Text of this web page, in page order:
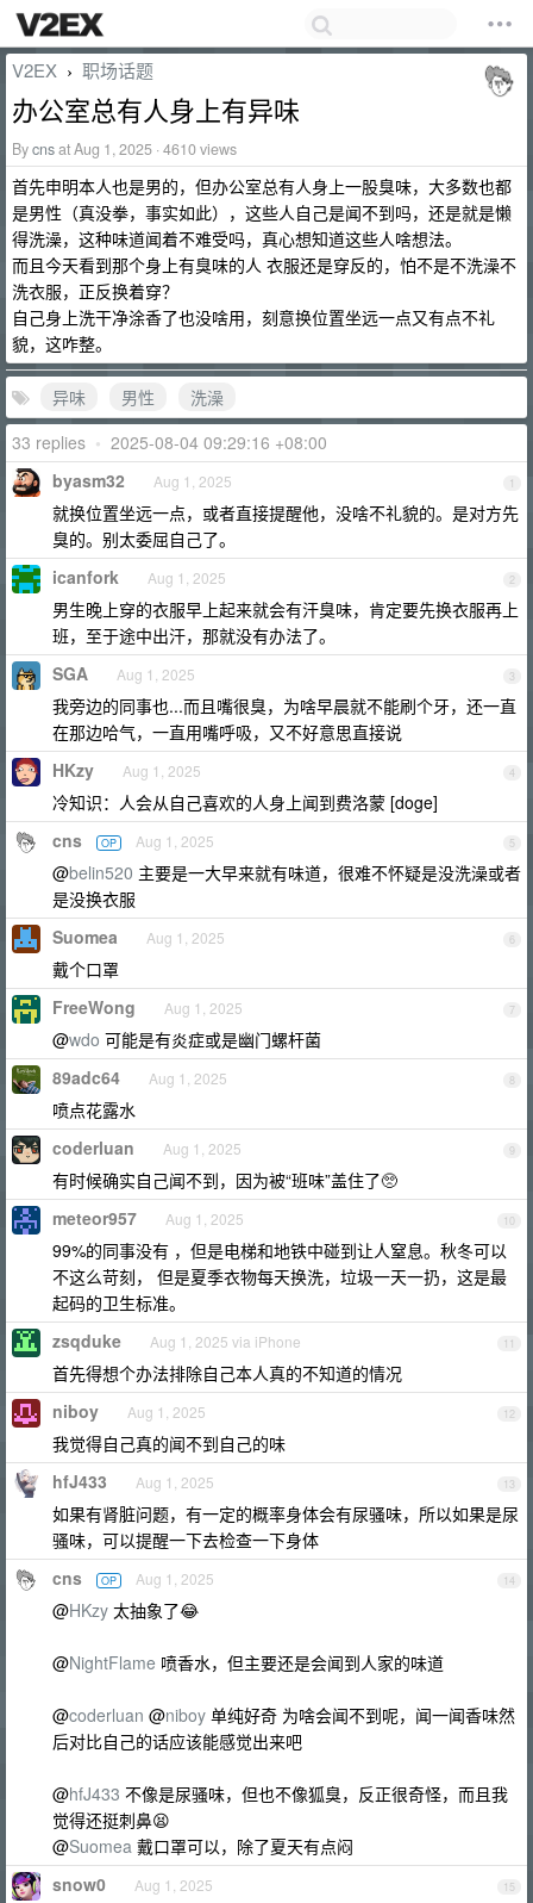
V2EX › 职场话题
办公室总有人身上有异味
Bycnsat Aug 1, 2025 · 4610 views
首先申明本人也是男的，但办公室总有人身上一股臭味，大多数也都
是男性（真没拳，事实如此），这些人自己是闻不到吗，还是就是懒
得洗澡，这种味道闻着不难受吗，真心想知道这些人啥想法。
而且今天看到那个身上有臭味的人 衣服还是穿反的，怕不是不洗澡不
洗衣服，正反换着穿？
自己身上洗干净涂香了也没啥用，刻意换位置坐远一点又有点不礼
貌，这咋整。
异味 男性
洗澡
33 replies • 2025-08-04 09:29:16 +08:00
1
byasm32 Aug 1, 2025
就换位置坐远一点，或者直接提醒他，没啥不礼貌的。是对方先
臭的。别太委屈自己了。
2
icanfork Aug 1, 2025
男生晚上穿的衣服早上起来就会有汗臭味，肯定要先换衣服再上
班，至于途中出汗，那就没有办法了。
3
SGA Aug 1, 2025
我旁边的同事也...而且嘴很臭，为啥早晨就不能刷个牙，还一直
在那边哈气，一直用嘴呼吸，又不好意思直接说
4
HKzy Aug 1, 2025
冷知识：人会从自己喜欢的人身上闻到费洛蒙 [doge]
5
cns OP Aug 1, 2025
@belin520 主要是一大早来就有味道，很难不怀疑是没洗澡或者
是没换衣服
6
Suomea Aug 1, 2025
戴个口罩
7
FreeWong Aug 1, 2025
@wdo 可能是有炎症或是幽门螺杆菌
8
89adc64 Aug 1, 2025
喷点花露水
9
coderluan Aug 1, 2025
有时候确实自己闻不到，因为被“班味”盖住了🥺
10
meteor957 Aug 1, 2025
99%的同事没有 ，但是电梯和地铁中碰到让人窒息。秋冬可以
不这么苛刻， 但是夏季衣物每天换洗，垃圾一天一扔，这是最
起码的卫生标准。
11
zsqduke Aug 1, 2025 via iPhone
首先得想个办法排除自己本人真的不知道的情况
12
niboy Aug 1, 2025
我觉得自己真的闻不到自己的味
13
hfJ433 Aug 1, 2025
如果有肾脏问题，有一定的概率身体会有尿骚味，所以如果是尿
骚味，可以提醒一下去检查一下身体
14
cns OP Aug 1, 2025
@HKzy 太抽象了😂
@NightFlame 喷香水，但主要还是会闻到人家的味道
@coderluan @niboy 单纯好奇 为啥会闻不到呢，闻一闻香味然
后对比自己的话应该能感觉出来吧
@hfJ433 不像是尿骚味，但也不像狐臭，反正很奇怪，而且我
觉得还挺刺鼻😫
@Suomea 戴口罩可以，除了夏天有点闷
15
snow0 Aug 1, 2025